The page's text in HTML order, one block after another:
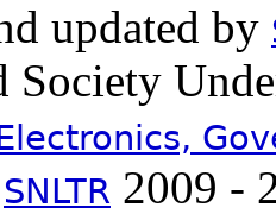
updated by
Society
SNLTR 2009 -